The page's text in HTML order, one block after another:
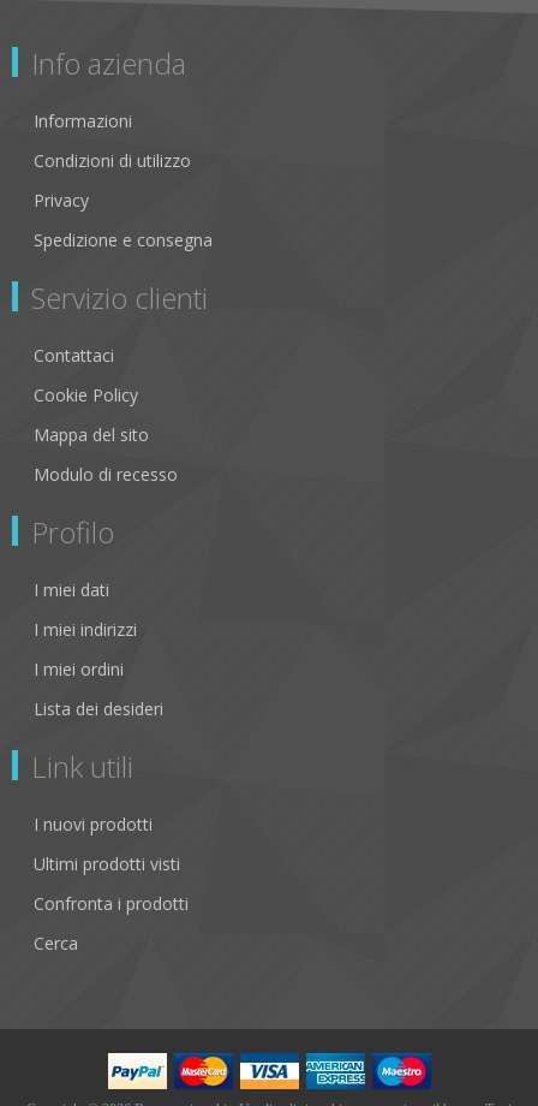
Info azienda
Informazioni
Condizioni di utilizzo
Privacy
Spedizione e consegna
Servizio clienti
Contattaci
Cookie Policy
Mappa del sito
Modulo di recesso
Profilo
I miei dati
I miei indirizzi
I miei ordini
Lista dei desideri
Link utili
I nuovi prodotti
Ultimi prodotti visti
Confronta i prodotti
Cerca